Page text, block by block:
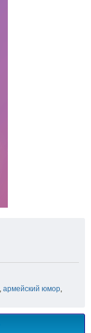
армейский юмор